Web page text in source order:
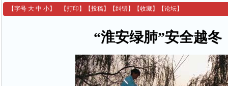
【字号 大 中 小】 【打印 】 【投稿】 【纠错】 【收藏】 【论坛】
“淮安绿肺”安全越冬